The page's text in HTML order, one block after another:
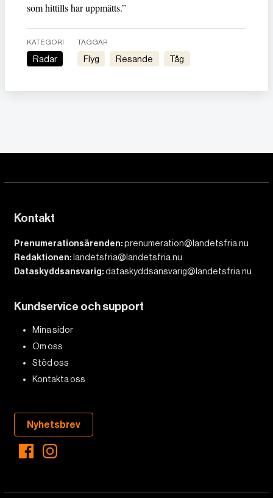
som hittills har uppmätts.”
KATEGORI
Radar
TAGGAR
Flyg Resande Tåg
Kontakt
Prenumerationsärenden:prenumeration@landetsfria.nu
Redaktionen: landetsfria@landetsfria.nu
Dataskyddsansvarig:dataskyddsansvarig@landetsfria.nu
Kundservice och support
Mina sidor
Om oss
Stöd oss
Kontakta oss
Nyhetsbrev